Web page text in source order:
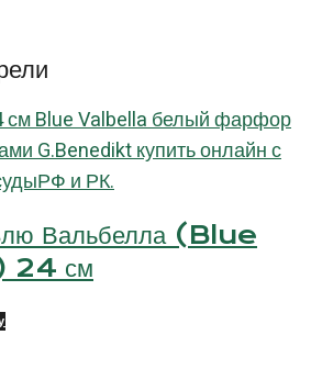
Вальбелла (Blue
24 см